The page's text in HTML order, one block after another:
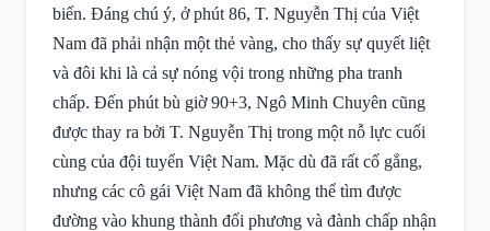
biến. Đáng chú ý, ở phút 86, T. Nguyễn Thị của Việt
Nam đã phải nhận một thẻ vàng, cho thấy sự quyết liệt
và đôi khi là cả sự nóng vội trong những pha tranh
chấp. Đến phút bù giờ 90+3, Ngô Minh Chuyên cũng
được thay ra bởi T. Nguyễn Thị trong một nỗ lực cuối
cùng của đội tuyển Việt Nam. Mặc dù đã rất cố gắng,
nhưng các cô gái Việt Nam đã không thể tìm được
đường vào khung thành đối phương và đành chấp nhận